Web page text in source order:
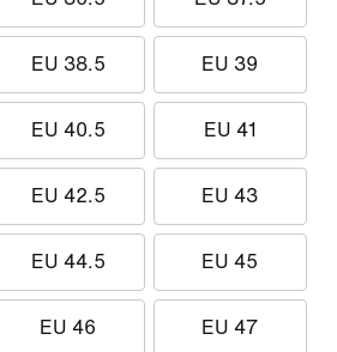
EU 38.5 EU 39
EU 40.5 EU 41
EU 42.5 EU 43
EU 44.5 EU 45
EU 46 EU 47